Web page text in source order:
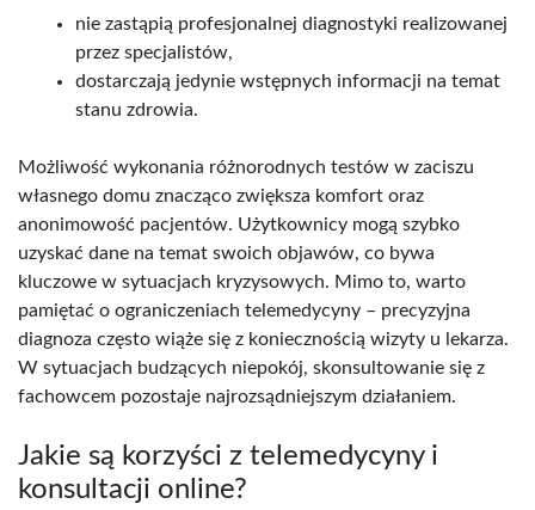
nie zastąpią profesjonalnej diagnostyki realizowanej
przez specjalistów,
dostarczają jedynie wstępnych informacji na temat
stanu zdrowia.
Możliwość wykonania różnorodnych testów w zaciszu
własnego domu znacząco zwiększa komfort oraz
anonimowość pacjentów. Użytkownicy mogą szybko
uzyskać dane na temat swoich objawów, co bywa
kluczowe w sytuacjach kryzysowych. Mimo to, warto
pamiętać o ograniczeniach telemedycyny – precyzyjna
diagnoza często wiąże się z koniecznością wizyty u lekarza.
W sytuacjach budzących niepokój, skonsultowanie się z
fachowcem pozostaje najrozsądniejszym działaniem.
Jakie są korzyści z telemedycyny i
konsultacji online?